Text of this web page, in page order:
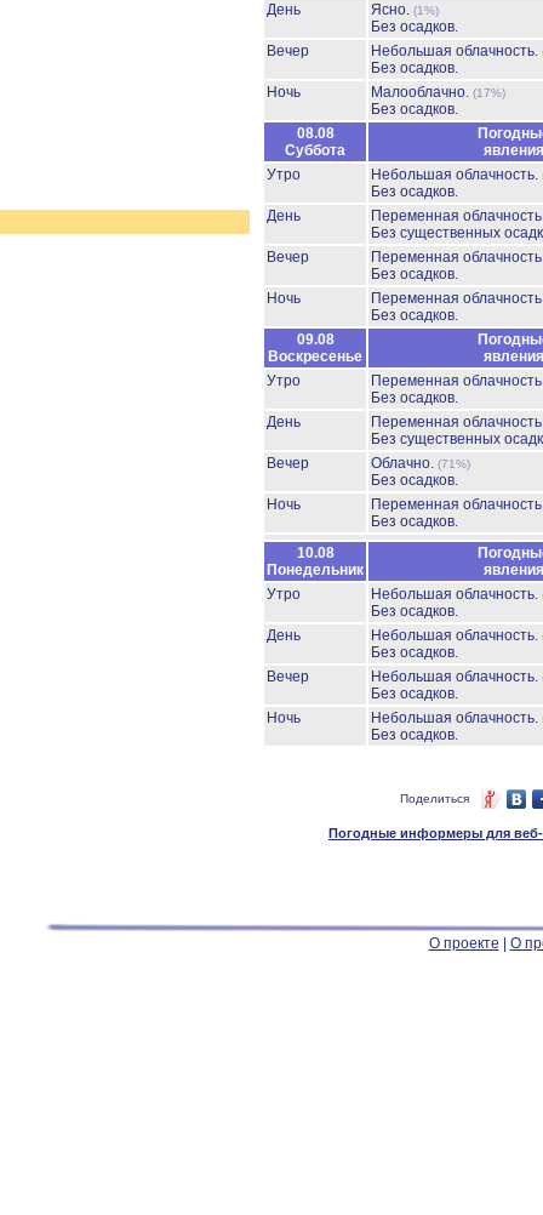
День
Ясно. (1%)
Без осадков.
Вечер
Небольшая облачность.
Без осадков.
Ночь
Малооблачно. (17%)
Без осадков.
08.08
Суббота
явления
Утро
Небольшая облачность.
Без осадков.
День
Переменная
Без существенных
Вечер
Переменная
Без осадков.
Ночь
Переменная
Без осадков.
09.08
Воскресенье
явления
Утро
Переменная
Без осадков.
День
Переменная
Без существенных
Вечер
Облачно. (71%)
Без осадков.
Ночь
Переменная
Без осадков.
10.08
Понедельник
явления
Утро
Небольшая облачность.
Без осадков.
День
Небольшая облачность.
Без осадков.
Вечер
Небольшая облачность.
Без осадков.
Ночь
Небольшая облачность.
Без осадков.
Поделиться
Погодные информеры для веб-
О проекте О